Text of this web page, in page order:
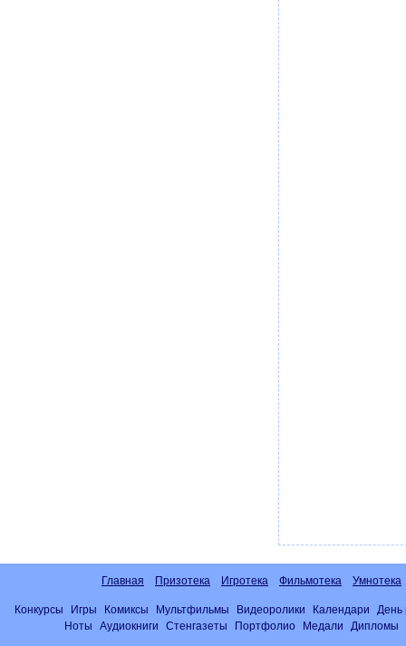
Главная Призотека Игротека Фильмотека Умнотека
Конкурсы Игры Комиксы Мультфильмы Видеоролики Календари
День
Ноты
Аудиокниги Стенгазеты Портфолио Медали Дипломы